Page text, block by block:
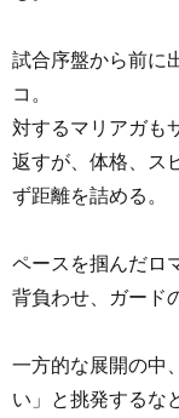
試合序盤から前に
コ。
対するマリアガも
返すが、体格、ス
ず距離を詰める。
ペースを掴んだロ
背負わせ、ガード
一方的な展開の中
い」と挑発するな